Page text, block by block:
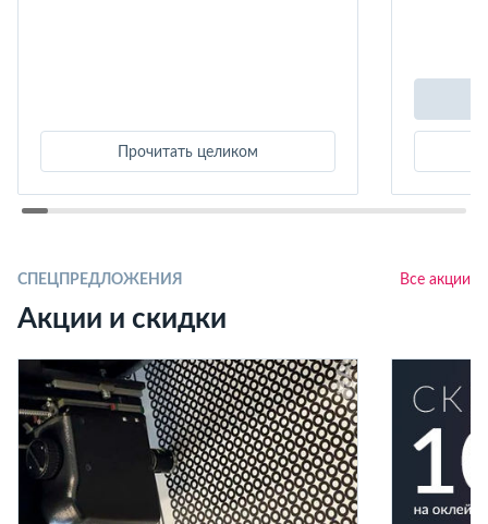
Прочитать целиком
СПЕЦПРЕДЛОЖЕНИЯ Все акции
Акции и скидки